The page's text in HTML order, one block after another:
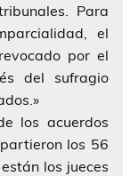
Para
el
por el
del sufragio
los acuerdos
los 56
los jueces